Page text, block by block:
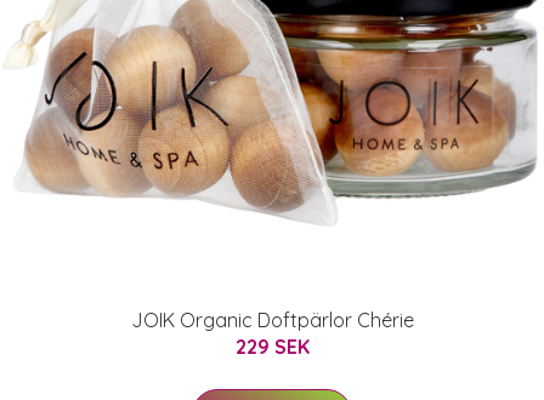
JOIK Organic Doftpärlor Chérie
229 SEK